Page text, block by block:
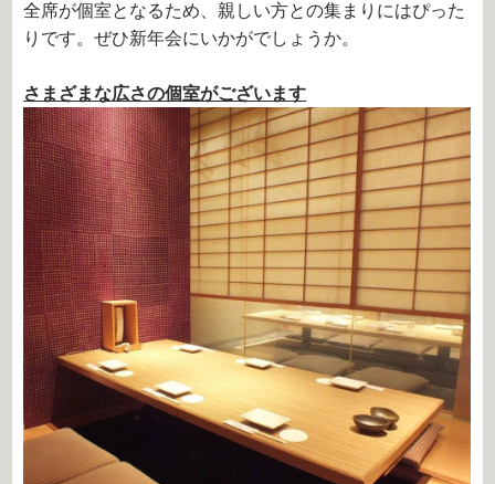
全席が個室となるため、親しい方との集まりにはぴった
りです。ぜひ新年会にいかがでしょうか。
さまざまな広さの個室がございます